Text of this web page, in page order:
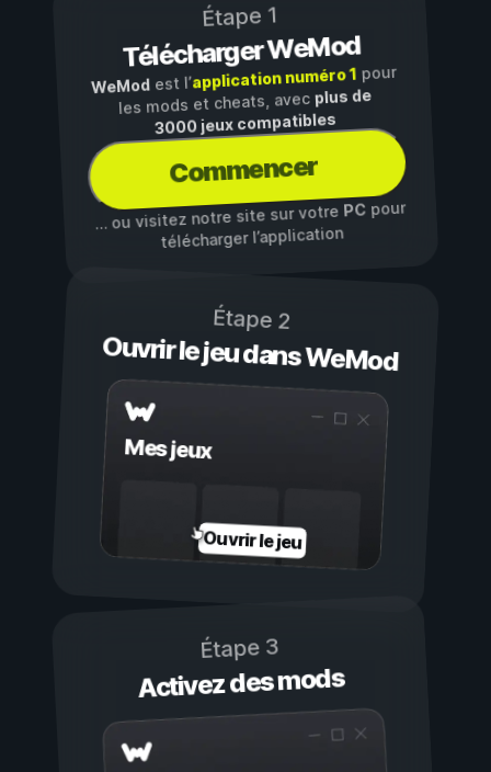
Étape 1
Télécharger WeMod
WeModest l’application numéro 1pour
les mods et cheats, avec plus de
3000 jeux compatibles
Commencer
… ou visitez notre site sur votre PCpour
télécharger l’application
Étape 2
Ouvrir le jeu dans WeMod
Mes jeux
Ouvrir le jeu
Étape 3
Activez des mods